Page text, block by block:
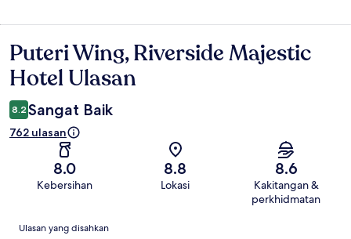
Ulasan
Puteri Wing, Riverside Majestic
Hotel Ulasan
8.2 Sangat Baik
762 ulasan
8.0
Kebersihan
8.8
Lokasi
8.6
Kakitangan &
perkhidmatan
Ulasan
Ulasan yang disahkan